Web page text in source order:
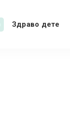
Здраво дете